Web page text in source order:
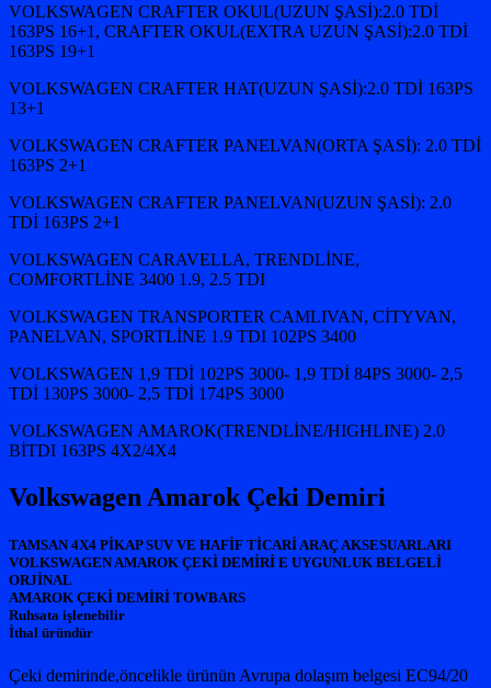
VOLKSWAGEN CRAFTER OKUL(UZUN ŞASİ):2.0 TDİ
163PS 16+1, CRAFTER OKUL(EXTRA UZUN ŞASİ):2.0 TDİ
163PS 19+1
VOLKSWAGEN CRAFTER HAT(UZUN ŞASİ):2.0 TDİ 163PS
13+1
VOLKSWAGEN CRAFTER PANELVAN(ORTA ŞASİ): 2.0 TDİ
163PS 2+1
VOLKSWAGEN CRAFTER PANELVAN(UZUN ŞASİ): 2.0
TDİ 163PS 2+1
VOLKSWAGEN CARAVELLA, TRENDLİNE,
COMFORTLİNE 3400 1.9, 2.5 TDI
VOLKSWAGEN TRANSPORTER CAMLIVAN, CİTYVAN,
PANELVAN, SPORTLİNE 1.9 TDI 102PS 3400
VOLKSWAGEN 1,9 TDİ 102PS 3000- 1,9 TDİ 84PS 3000- 2,5
TDİ 130PS 3000- 2,5 TDİ 174PS 3000
VOLKSWAGEN AMAROK(TRENDLİNE/HIGHLINE) 2.0
BİTDI 163PS 4X2/4X4
Volkswagen Amarok Çeki Demiri
TAMSAN 4X4 PİKAP SUV VE HAFİF TİCARİ ARAÇ AKSESUARLARI
VOLKSWAGEN AMAROK ÇEKİ DEMİRİ E UYGUNLUK BELGELİ
ORJİNAL
AMAROK ÇEKİ DEMİRİ TOWBARS
Ruhsata işlenebilir
İthal üründür
Çeki demirinde,öncelikle ürünün Avrupa dolaşım belgesi EC94/20